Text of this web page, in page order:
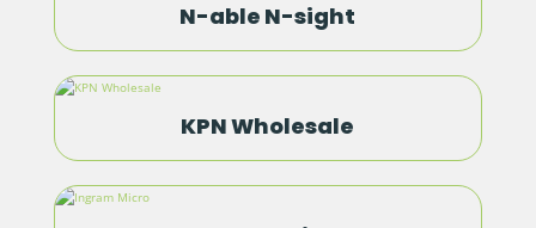
N-able N-sight
KPN Wholesale